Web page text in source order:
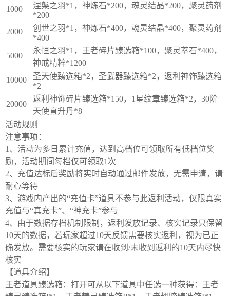
1000
涅槃之羽*1，神炼石*200，魂灵结晶*200，聚灵药剂
*200
2000
创世之羽*1，神炼石*400，魂灵结晶*400，聚灵药剂
*400
5000
永恒之羽*1，王者碎片臻选箱*100，聚灵萃石*400，
神戒精粹*1200
10000
圣天使臻选箱*2，圣武器臻选箱*2，返利神饰臻选箱
*2
20000
返利神饰碎片臻选箱*150，1星纹章臻选箱*2，30阶
天使直升丹*8
活动规则
注意事项：
1、活动为多日累计充值，达到高档位可领取所有低档位奖
励，活动期间每档仅可领取1次
2、充值达标后奖励将实时自动通过邮件发放，无需申请，请
耐心等待
3、游戏内产出的“充值卡”道具不参与此返利活动，仅限真实
充值与“真充卡”、“神充卡”参与
4、由于数据存档机制限制，返利发放记录、核实记录只保留
10天的数据，若玩家超过10天反馈需要核实返利，视为已正
确发放。需要核实的玩家请在收到/未收到返利的10天内尽快
核实
【道具介绍】
王者道具臻选箱：打开可从以下道具中任选一种获得：王者